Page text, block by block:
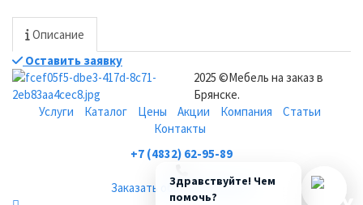
Описание
Оставить заявку
2025 ©Мебель на заказ в
Брянске.
Услуги
Каталог Цены Акции Компания
Статьи
Контакты
+7 (4832) 62-95-89
Заказать обратный звонок
Здравствуйте! Чем
помочь?